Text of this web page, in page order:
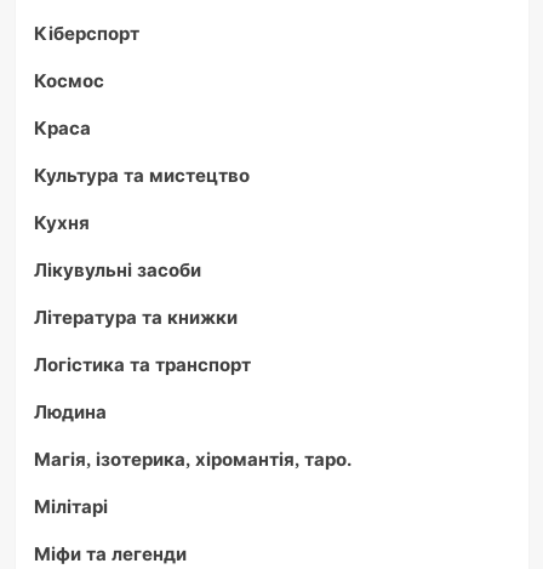
Кіберспорт
Космос
Краса
Культура та мистецтво
Кухня
Лікувульні засоби
Література та книжки
Логістика та транспорт
Людина
Магія, ізотерика, хіромантія, таро.
Мілітарі
Міфи та легенди